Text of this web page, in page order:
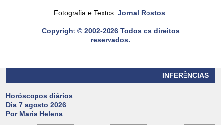
INFERÊNCIAS
Horóscopos diários
Dia 7 agosto 2026
Por Maria Helena
Fotografia e Textos: Jornal Rostos.
Copyright © 2002-2026 Todos os direitos
reservados.